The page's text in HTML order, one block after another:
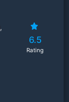
,
6.5
Rating